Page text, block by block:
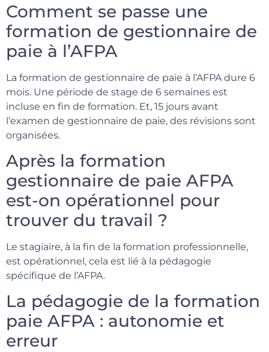
Comment se passe une
formation de gestionnaire de
paie à l’AFPA
La formation de gestionnaire de paie à l’AFPA dure 6
mois. Une période de stage de 6 semaines est
incluse en fin de formation. Et, 15 jours avant
l’examen de gestionnaire de paie, des révisions sont
organisées.
Après la formation
gestionnaire de paie AFPA
est-on opérationnel pour
trouver du travail ?
Le stagiaire, à la fin de la formation professionnelle,
est opérationnel, cela est lié à la pédagogie
spécifique de l’AFPA.
La pédagogie de la formation
paie AFPA : autonomie et
erreur